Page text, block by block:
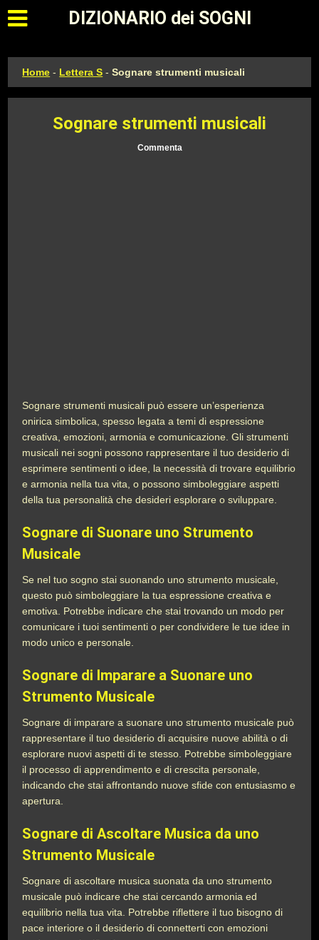
Apri il menu principale
DIZIONARIO dei SOGNI
Home - Lettera S -Sognare strumenti musicali
Sognare strumenti musicali
Commenta
Sognare strumenti musicali può essere un’esperienza
onirica simbolica, spesso legata a temi di espressione
creativa, emozioni, armonia e comunicazione. Gli strumenti
musicali nei sogni possono rappresentare il tuo desiderio di
esprimere sentimenti o idee, la necessità di trovare equilibrio
e armonia nella tua vita, o possono simboleggiare aspetti
della tua personalità che desideri esplorare o sviluppare.
Sognare di Suonare uno Strumento
Musicale
Se nel tuo sogno stai suonando uno strumento musicale,
questo può simboleggiare la tua espressione creativa e
emotiva. Potrebbe indicare che stai trovando un modo per
comunicare i tuoi sentimenti o per condividere le tue idee in
modo unico e personale.
Sognare di Imparare a Suonare uno
Strumento Musicale
Sognare di imparare a suonare uno strumento musicale può
rappresentare il tuo desiderio di acquisire nuove abilità o di
esplorare nuovi aspetti di te stesso. Potrebbe simboleggiare
il processo di apprendimento e di crescita personale,
indicando che stai affrontando nuove sfide con entusiasmo e
apertura.
Sognare di Ascoltare Musica da uno
Strumento Musicale
Sognare di ascoltare musica suonata da uno strumento
musicale può indicare che stai cercando armonia ed
equilibrio nella tua vita. Potrebbe riflettere il tuo bisogno di
pace interiore o il desiderio di connetterti con emozioni